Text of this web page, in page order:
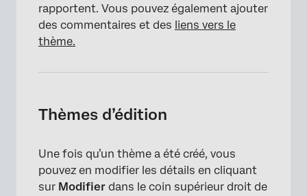
rapportent. Vous pouvez également ajouter
des commentaires et des liens vers le
thème.
Thèmes d’édition
Une fois qu’un thème a été créé, vous
pouvez en modifier les détails en cliquant
sur Modifier dans le coin supérieur droit de